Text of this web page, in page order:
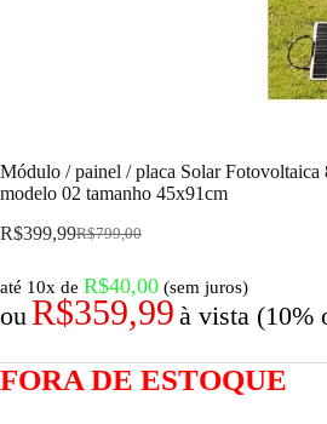
Módulo / painel / placa Solar
modelo 02 tamanho 45x91cm
R$799,00
R$399,99
até 10x de R$40,00 (sem juros)
ouR$359,99 à vista (10%
FORA DE ESTOQUE